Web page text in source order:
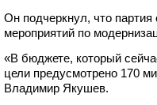
Он подчеркнул, что
мероприятий по
«В бюджете, который
цели предусмотрено 170
Владимир Якушев.